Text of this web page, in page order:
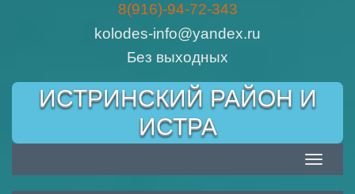
8(916)-94-72-343
kolodes-info@yandex.ru
Без выходных
Skip
ИСТРИНСКИЙ РАЙОН И
ИСТРА
Toggle